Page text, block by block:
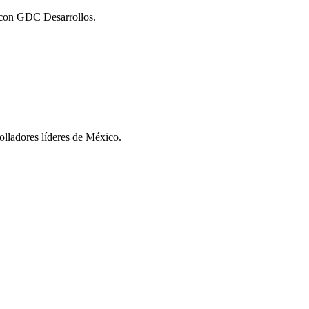
GDC Desarrollos.
líderes de México.